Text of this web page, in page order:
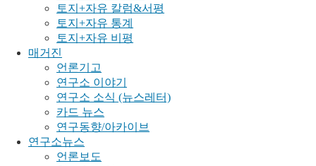
토지+자유 칼럼&서평
토지+자유 통계
토지+자유 비평
매거진
언론기고
연구소 이야기
연구소 소식 (뉴스레터)
카드 뉴스
연구동향/아카이브
연구소뉴스
언론보도